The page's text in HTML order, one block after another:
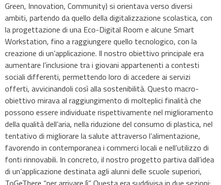
Green, Innovation, Community) si orientava verso diversi
ambiti, partendo da quello della digitalizzazione scolastica, con
la progettazione di una Eco-Digital Room e alcune Smart
Workstation, fino a raggiungere quello tecnologico, con la
creazione di un’applicazione. Il nostro obiettivo principale era
aumentare l’inclusione tra i giovani appartenenti a contesti
sociali differenti, permettendo loro di accedere ai servizi
offerti, avvicinandoli così alla sostenibilità. Questo macro-
obiettivo mirava al raggiungimento di molteplici finalità che
possono essere individuate rispettivamente nel miglioramento
della qualità dell’aria, nella riduzione del consumo di plastica, nel
tentativo di migliorare la salute attraverso l’alimentazione,
favorendo in contemporanea i commerci locali e nell’utilizzo di
fonti rinnovabili. In concreto, il nostro progetto partiva dall’idea
di un’applicazione destinata agli alunni delle scuole superiori,